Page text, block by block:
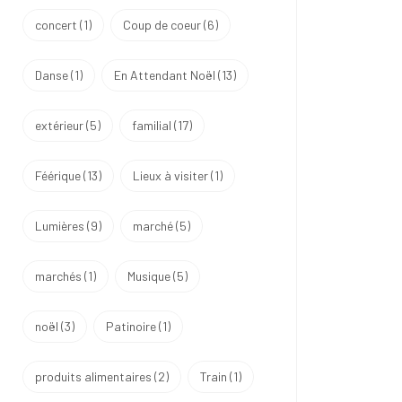
concert (1) Coup de coeur(6)
Danse(1) En Attendant Noël (13)
extérieur(5) familial (17)
Féérique(13) Lieux à visiter(1)
Lumières (9) marché(5)
marchés (1) Musique(5)
noël (3) Patinoire(1)
produits alimentaires (2) Train (1)